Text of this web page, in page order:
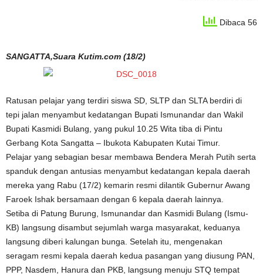
Dibaca 56
SANGATTA,Suara Kutim.com (18/2)
Ratusan pelajar yang terdiri siswa SD, SLTP dan SLTA berdiri di
tepi jalan menyambut kedatangan Bupati Ismunandar dan Wakil
Bupati Kasmidi Bulang, yang pukul 10.25 Wita tiba di Pintu
Gerbang Kota Sangatta – Ibukota Kabupaten Kutai Timur.
Pelajar yang sebagian besar membawa Bendera Merah Putih serta
spanduk dengan antusias menyambut kedatangan kepala daerah
mereka yang Rabu (17/2) kemarin resmi dilantik Gubernur Awang
Faroek Ishak bersamaan dengan 6 kepala daerah lainnya.
Setiba di Patung Burung, Ismunandar dan Kasmidi Bulang (Ismu-
KB) langsung disambut sejumlah warga masyarakat, keduanya
langsung diberi kalungan bunga. Setelah itu, mengenakan
seragam resmi kepala daerah kedua pasangan yang diusung PAN,
PPP, Nasdem, Hanura dan PKB, langsung menuju STQ tempat